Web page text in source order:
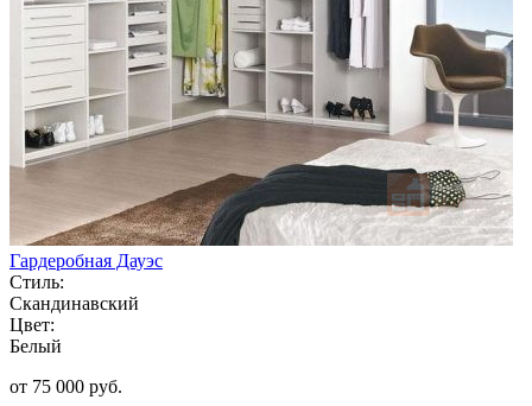
Гардеробная Дауэс
Стиль:
Скандинавский
Цвет:
Белый
от 75 000 руб.